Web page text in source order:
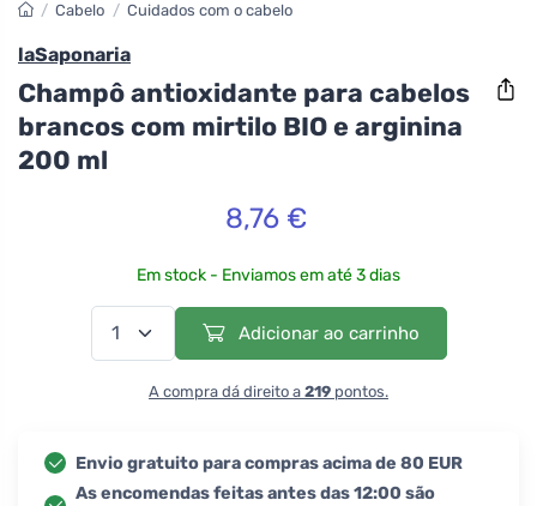
/ Cabelo / Cuidados com o cabelo
laSaponaria
Champô antioxidante para cabelos
brancos com mirtilo BIO e arginina
200 ml
8,76 €
Em stock - Enviamos em até 3 dias
Adicionar ao carrinho
A compra dá direito a 219 pontos.
Envio gratuito para compras acima de 80 EUR
As encomendas feitas antes das 12:00 são